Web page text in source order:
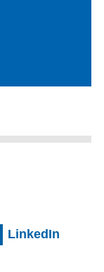
websiteCY)
LinkedIn